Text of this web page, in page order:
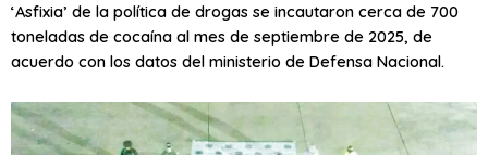
‘Asfixia’ de la política de drogas se incautaron cerca de 700
toneladas de cocaína al mes de septiembre de 2025, de
acuerdo con los datos del ministerio de Defensa Nacional.